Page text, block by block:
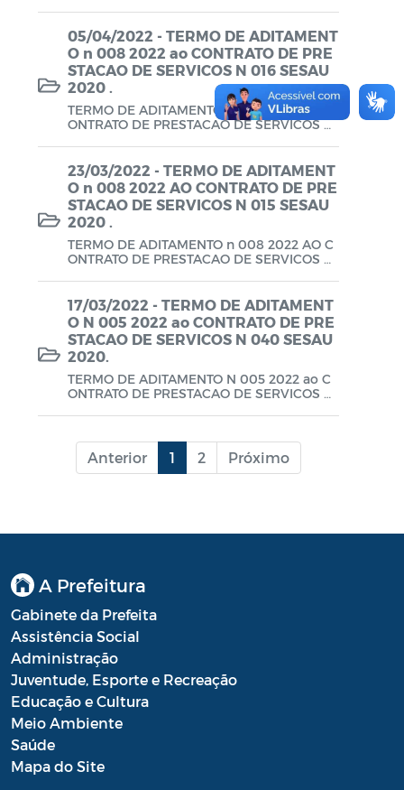
Saúde - Regimento Interno
LGPD
MEDICINAIS LTDA.
05/04/2022 - TERMO DE ADITAMENT
O n 008 2022 ao CONTRATO DE PRE
STACAO DE SERVICOS N 016 SESAU
2020 .
TERMO DE ADITAMENTO n 008 2022 ao C
ONTRATO DE PRESTACAO DE SERVICOS N
23/03/2022 - TERMO DE ADITAMENT
O n 008 2022 AO CONTRATO DE PRE
STACAO DE SERVICOS N 015 SESAU
2020 .
TERMO DE ADITAMENTO n 008 2022 AO C
ONTRATO DE PRESTACAO DE SERVICOS N
17/03/2022 - TERMO DE ADITAMENT
O N 005 2022 ao CONTRATO DE PRE
STACAO DE SERVICOS N 040 SESAU
2020.
TERMO DE ADITAMENTO N 005 2022 ao C
ONTRATO DE PRESTACAO DE SERVICOS N
Anterior 1 2 Próximo
A Prefeitura
Gabinete da Prefeita
Assistência Social
Administração
Juventude, Esporte e Recreação
Educação e Cultura
Meio Ambiente
Saúde
Mapa do Site